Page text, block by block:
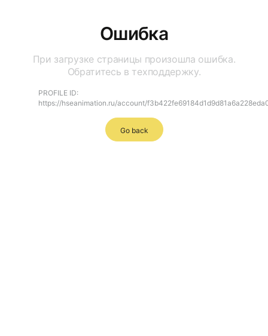
Ошибка
При загрузке страницы произошла ошибка.
Обратитесь в техподдержку.
PROFILE ID:
https://hseanimation.ru/account/
Go back